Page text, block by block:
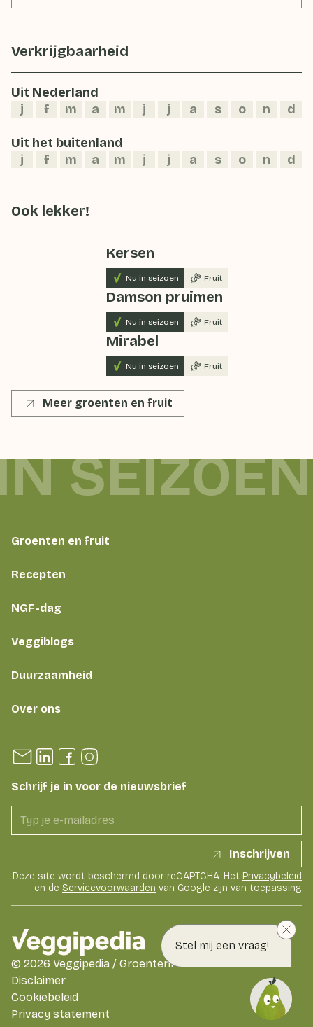
Stel mij een vraag!
Verkrijgbaarheid
Uit Nederland
j
f m a m j j a s o n d
Uit het buitenland
j
f m a m j j a s o n d
Ook lekker!
Kersen
Nu in seizoen Fruit
Damson pruimen
Nu in seizoen Fruit
Mirabel
Nu in seizoen Fruit
Meer groenten en fruit
SEIZOEN
Groenten en fruit
Recepten
NGF-dag
Veggiblogs
Duurzaamheid
Over ons
Schrijf je in voor de nieuwsbrief
Inschrijven
Deze site wordt beschermd door reCAPTCHA. Het Privacybeleid
en de Servicevoorwaarden van Google zijn van toepassing
Disclaimer
Cookiebeleid
Privacy statement
© 2026 Veggipedia / GroentenFruit Huis